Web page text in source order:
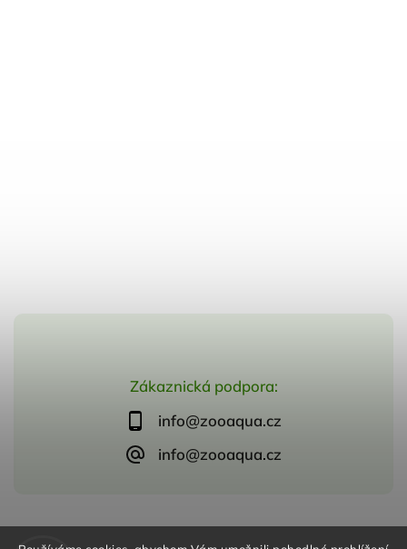
Zákaznická podpora:
info@zooaqua.cz
info@zooaqua.cz